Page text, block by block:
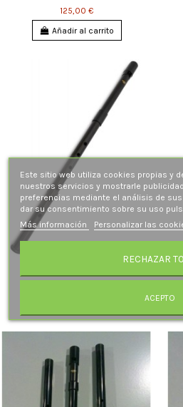
125,00 €
Añadir al carrito
135,00 €
Este sitio web utiliza cookies propias y
nuestros servicios y mostrarle
preferencias mediante el análisis de
dar su consentimiento sobre su uso
Más información
Personalizar las
RECHAZAR
ACEPTO